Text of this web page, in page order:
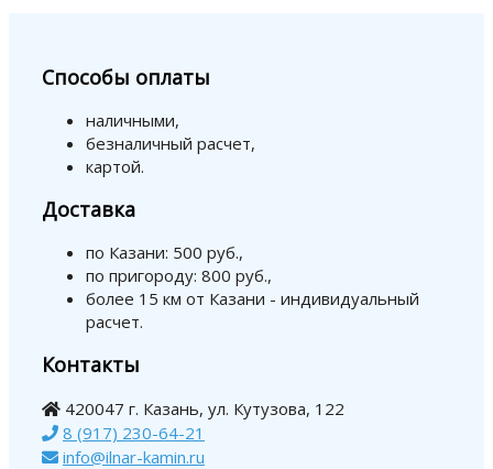
Способы оплаты
наличными,
безналичный расчет,
картой.
Доставка
по Казани: 500 руб.,
по пригороду: 800 руб.,
более 15 км от Казани - индивидуальный
расчет.
Контакты
420047 г. Казань, ул. Кутузова, 122
8 (917) 230-64-21
info@ilnar-kamin.ru